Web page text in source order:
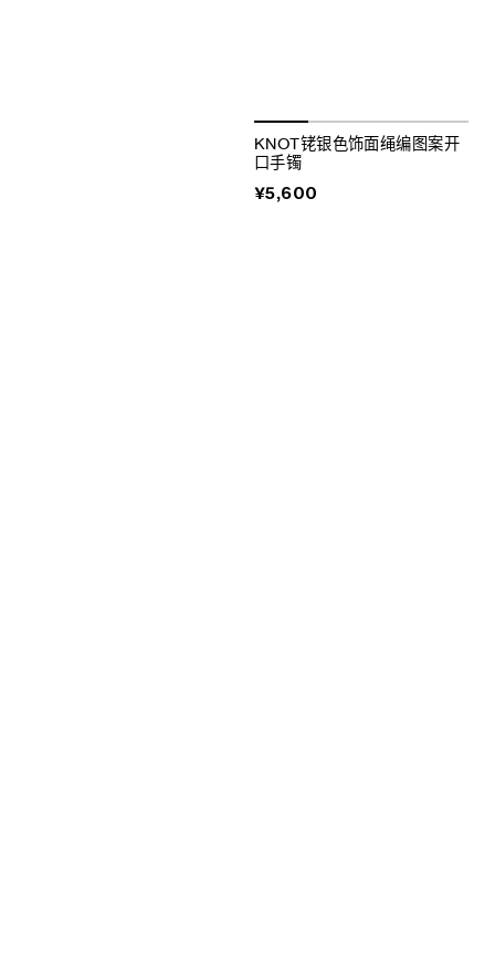
KNOT铑银色饰面绳编图案开
口手镯
¥5,600